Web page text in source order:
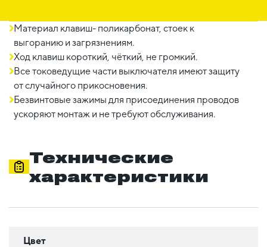
Материал клавиш- поликарбонат, стоек к
выгоранию и загрязнениям.
Ход клавиш короткий, чёткий, не громкий.
Все токоведущие части выключателя имеют защиту
от случайного прикосновения.
Безвинтовые зажимы для присоединения проводов
ускоряют монтаж и не требуют обслуживания.
Технические
характеристики
Цвет